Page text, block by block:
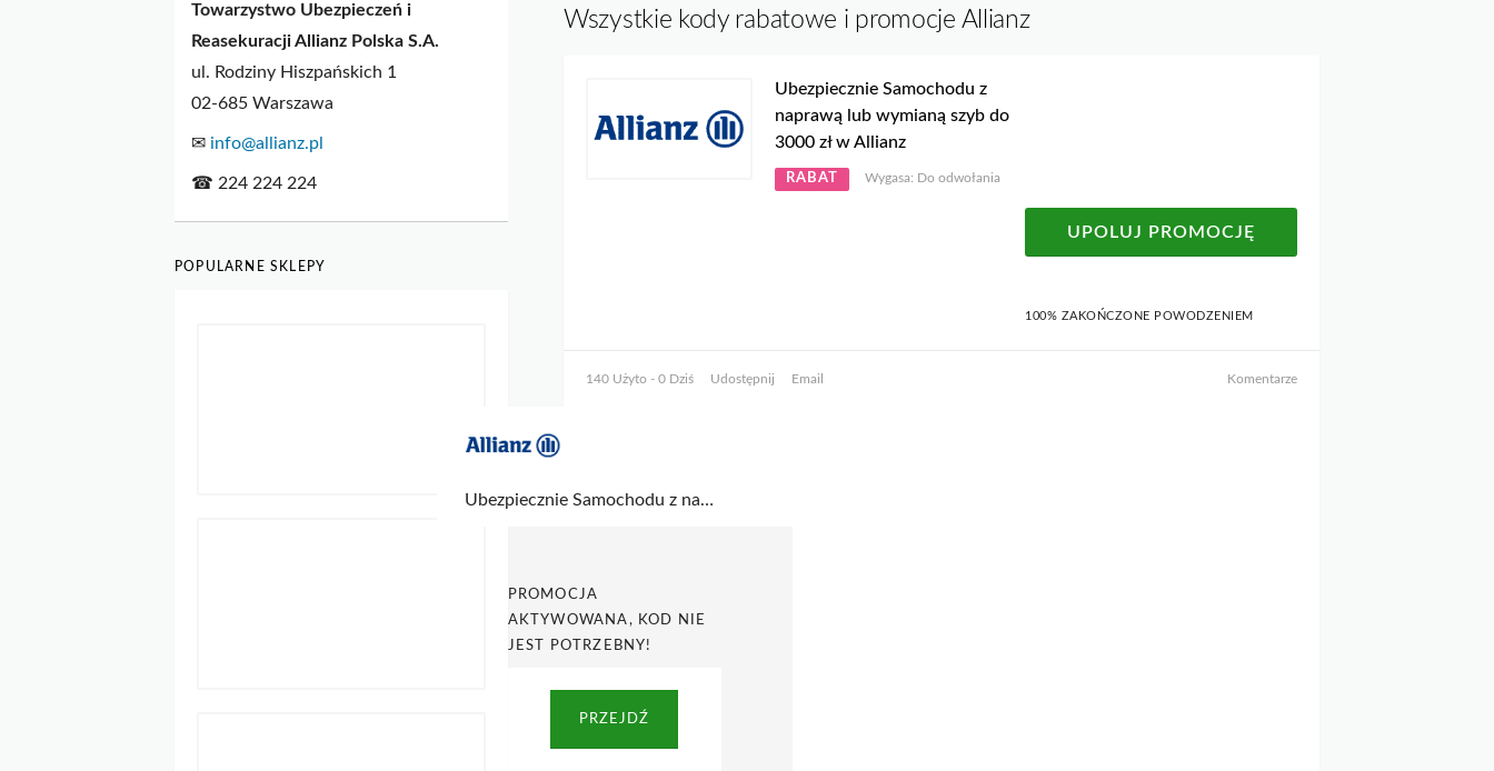
Wszystkie kody rabatowe i promocje Allianz
Ubezpiecznie Samochodu z
naprawą lub wymianą szyb do
3000 zł w Allianz
RABAT Wygasa: Do odwołania
UPOLUJ PROMOCJĘ
100% ZAKOŃCZONE POWODZENIEM
140 Użyto - 0 Dziś Udostępnij Email Komentarze
Ubezpiecznie Samochodu z naprawą lub wymianą szyb do 3000 zł w Allianz
PROMOCJA
AKTYWOWANA, KOD NIE
JEST POTRZEBNY!
PRZEJDŹ
Towarzystwo Ubezpieczeń i
Reasekuracji Allianz Polska S.A.
ul. Rodziny Hiszpańskich 1
02-685 Warszawa
✉ info@allianz.pl
☎ 224 224 224
POPULARNE SKLEPY